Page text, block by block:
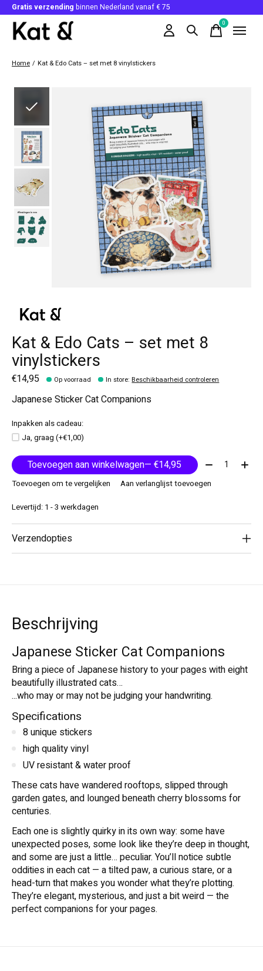
Gratis verzending binnen Nederland vanaf € 75
0items
Home / Kat & Edo Cats – set met 8 vinylstickers
Kat & Edo Cats – set met 8
vinylstickers
€14,95 Op voorraad In store:Beschikbaarheid controleren
Japanese Sticker Cat Companions
Inpakken als cadeau:
Ja, graag (+€1,00)
Toevoegen aan winkelwagen — €14,95 Aantal:
Toevoegen om te vergelijken
Aan verlanglijst toevoegen
Levertijd: 1 - 3 werkdagen
Verzendopties
Beschrijving
Japanese Sticker Cat Companions
Bring a piece of Japanese history to your pages with eight
beautifully illustrated cats…
...who may or may not be judging your handwriting.
Specifications
8 unique stickers
high quality vinyl
UV resistant & water proof
These cats have wandered rooftops, slipped through
garden gates, and lounged beneath cherry blossoms for
centuries.
Each one is slightly quirky in its own way: some have
unexpected poses, some look like they’re deep in thought,
and some are just a little… peculiar. You’ll notice subtle
oddities in each cat — a tilted paw, a curious stare, or a
head-turn that makes you wonder what they’re plotting.
They’re elegant, mysterious, and just a bit weird — the
perfect companions for your pages.